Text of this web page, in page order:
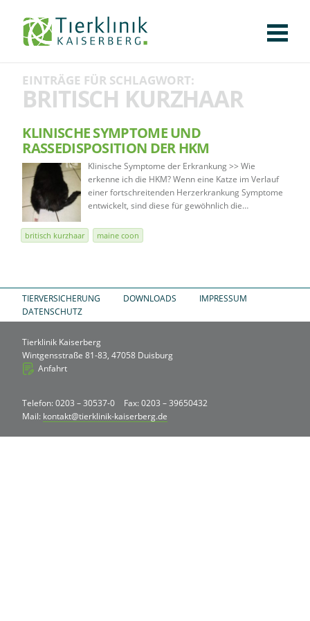
KLINIK
CHIRURGIE
AUGENHEILKUNDE
KARDIOLOGIE
BILDGEBUNG
INNERE MEDIZIN
WEITERE
AKTUELLES
LEXIKON
KONTAKT
Tierklinik
Kaiserberg
EINTRÄGE FÜR SCHLAGWORT:
BRITISCH KURZHAAR
KLINISCHE SYMPTOME UND
RASSEDISPOSITION DER HKM
Klinische Symptome der Erkrankung >> Wie
erkenne ich die HKM? Wenn eine Katze im Verlauf
einer fortschreitenden Herzerkrankung Symptome
entwickelt, sind diese für gewöhnlich die…
britisch kurzhaar maine coon
TIERVERSICHERUNG DOWNLOADS
IMPRESSUM
DATENSCHUTZ
Tierklinik Kaiserberg
Wintgensstraße 81-83, 47058 Duisburg
Anfahrt
Telefon: 0203 – 30537-0
Fax: 0203 – 39650432
Mail: kontakt@tierklinik-kaiserberg.de